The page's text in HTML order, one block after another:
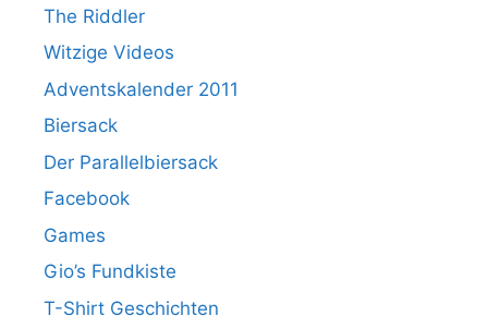
The Riddler
Witzige Videos
Adventskalender 2011
Biersack
Der Parallelbiersack
Facebook
Games
Gio’s Fundkiste
T-Shirt Geschichten